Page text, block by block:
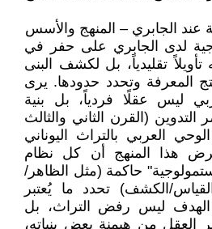
عند الجابري – المنهج والأسس
لدى الجابري على حفر في
تأويلاً تقليدياً، بل لكشف البنى
المعرفة وتحدد حدودها. يرى
ليس عقلًا فردياً، بل بنية
(القرن الثاني والثالث
العربي بالتراث اليوناني
هذا المنهج أن كل نظام
حاكمة (مثل الظاهر/
القياس/الكشف) تحدد ما يُعتبر
الهدف ليس رفض التراث، بل
العقل من هيمنة بعض بنياته،